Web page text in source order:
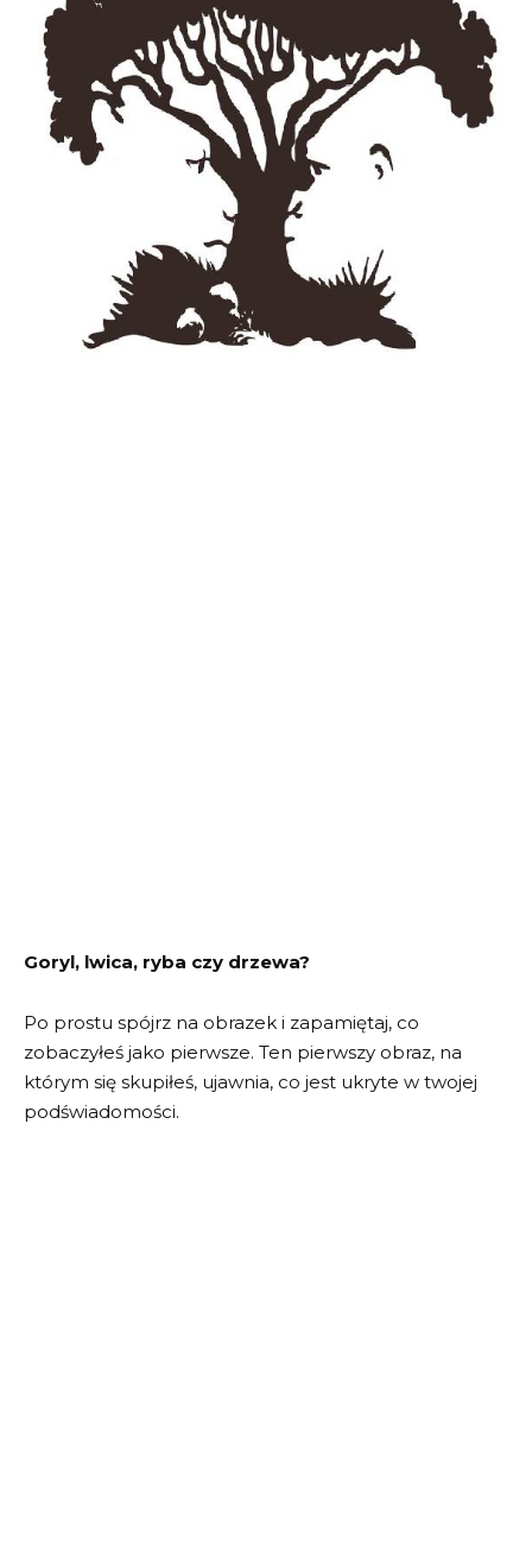
Goryl, lwica, ryba czy drzewa?
Po prostu spójrz na obrazek i zapamiętaj, co
zobaczyłeś jako pierwsze. Ten pierwszy obraz, na
którym się skupiłeś, ujawnia, co jest ukryte w twojej
podświadomości.